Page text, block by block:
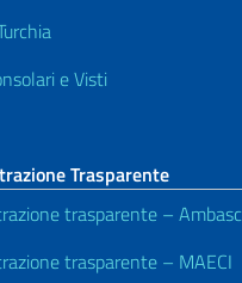
e Visti
Trasparente
trasparente –
trasparente – MAECI